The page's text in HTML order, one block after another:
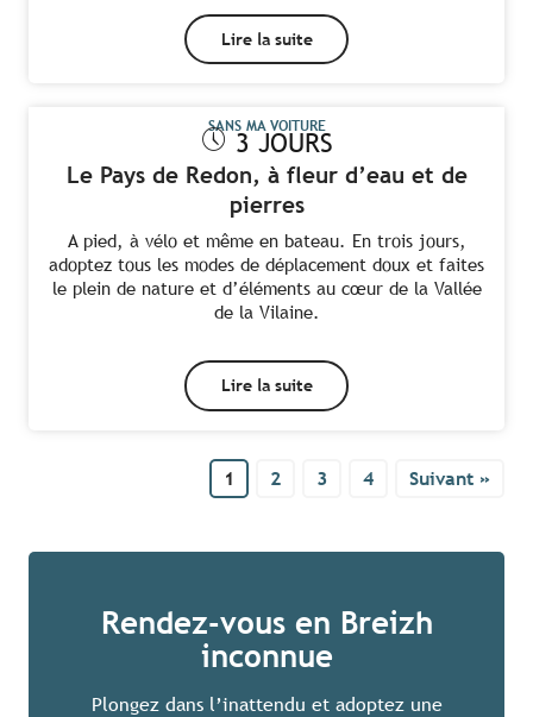
Lire la suite
SANS MA VOITURE
3 JOURS
Le Pays de Redon, à fleur d’eau et de
pierres
A pied, à vélo et même en bateau. En trois jours,
adoptez tous les modes de déplacement doux et faites
le plein de nature et d’éléments au cœur de la Vallée
de la Vilaine.
Lire la suite
1 2 3 4 Suivant »
Rendez-vous en Breizh
inconnue
Plongez dans l’inattendu et adoptez une